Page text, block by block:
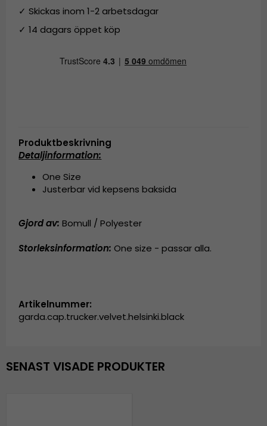
✓ Skickas inom 1-2 arbetsdagar
✓ 14 dagars öppet köp
Produktbeskrivning
Detaljinformation:
One Size
Justerbar vid kepsens baksida
Gjord av: Bomull / Polyester
Storleksinformation: One size - passar alla.
Artikelnummer:
garda.cap.trucker.velvet.helsinki.black
SENAST VISADE PRODUKTER